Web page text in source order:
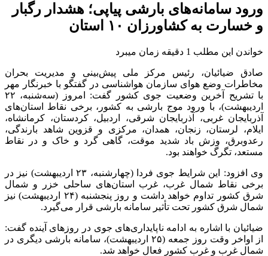
ورود سامانه‌های بارشی پیاپی؛ هشدار رگبار
و خسارت به کشاورزان ۱۰ استان
خواندن این مطلب 1 دقیقه زمان میبرد
صادق ضیائیان، رئیس مرکز ملی پیش‌بینی و مدیریت بحران
مخاطرات وضع هوای سازمان هواشناسی در گفتگو با خبرنگار مهر
با تشریح آخرین وضعیت جوی کشور گفت: امروز (سه‌شنبه، ۲۲
اردیبهشت)، با ورود موج بارشی به کشور، برخی نقاط استان‌های
آذربایجان غربی، آذربایجان شرقی، اردبیل، کردستان، کرمانشاه،
ایلام، لرستان، زنجان، همدان، مرکزی و قزوین شاهد بارندگی،
رعدوبرق، وزش باد شدید موقت، گاهی گرد و خاک و در نقاط
مستعد، تگرگ خواهند بود.
وی افزود: این شرایط جوی فردا (چهارشنبه، ۲۳ اردیبهشت) نیز در
برخی نقاط شمال غرب، غرب استان‌های ساحلی خزر و شمال
شرق کشور تداوم خواهد داشت و روز پنجشنبه (۲۴ اردیبهشت) نیز
شمال شرق کشور تحت تأثیر سامانه بارشی قرار می‌گیرد.
ضیائیان با اشاره به ادامه ناپایداری‌های جوی در روزهای آینده گفت:
از اواخر وقت روز جمعه (۲۵ اردیبهشت)، سامانه بارشی دیگری در
شمال غرب و غرب کشور فعال خواهد شد.